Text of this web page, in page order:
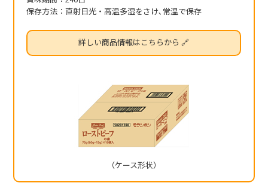
保存方法：直射日光・高温多湿をさけ､常温で保存
詳しい商品情報はこちらから 🔗
（ケース形状）